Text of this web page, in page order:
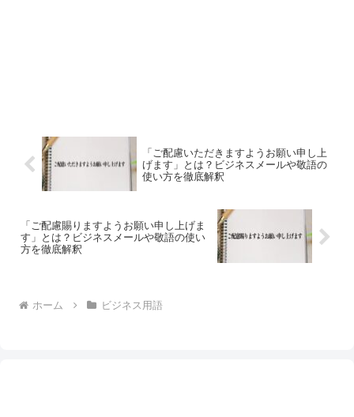
「ご配慮いただきますようお願い申し上
げます」とは？ビジネスメールや敬語の
使い方を徹底解釈
「ご配慮賜りますようお願い申し上げま
す」とは？ビジネスメールや敬語の使い
方を徹底解釈
ホーム ビジネス用語